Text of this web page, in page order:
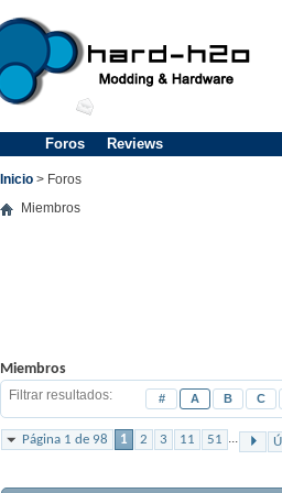
Foros Reviews
Inicio > Foros
Miembros
Miembros
Filtrar resultados # A B C
Página 1 de 98 1 2 3 11 51 ...